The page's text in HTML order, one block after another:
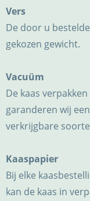
Vers
De door u
gekozen gewicht.
Vacuüm
De kaas
garanderen wij
verkrijgbare
Kaaspapier
Bij elke
kan de kaas in